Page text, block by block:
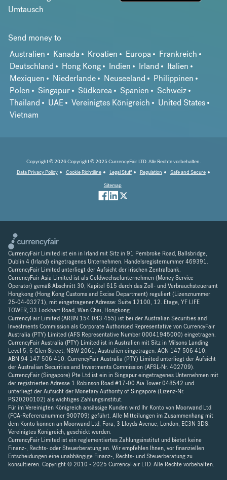
Umtausch
Send money to
Australien
Kanada Kroatien Europa
Frankreich
Deutschland
Hong Kong Indien Irland
Italien
Mexiquen
Niederlande Neuseeland
Philippinen
Polen
Singapur Südkorea Spanien
Schweiz
Thailand
UAE Vereinigtes Königreich
United States
Vietnam
Copyright © 2026 Copyright © 2025 CurrencyFair LTD. Alle Rechte vorbehalten.
Data Privacy Policy
Cookie Richtiline Legal Stuff Regulation
Safe and Secure
Sitemap
CurrencyFair Limited ist ein in Irland mit Sitz in 91 Pembroke Road, Ballsbridge,
Dublin 4 (Irland) eingetragenes Unternehmen. Handelsregisternummer 469391.
CurrencyFair Limited unterliegt der Aufsicht der irischen Zentralbank.
CurrencyFair Asia Limited ist als Geldwechselunternehmen (Money Service
Operator) gemäß Abschnitt 30, Kapitel 615 durch das Zoll- und Verbrauchsteueramt
Hongkong (Hong Kong Customs and Excise Department) reguliert (Lizenznummer
25-04-03271), mit eingetragener Adresse: Suite 12100, 12. Etage, YF LIFE
TOWER, 33 Lockhart Road, Wan Chai, Hongkong.
CurrencyFair Limited (ARBN 154 043 455) ist bei der Australian Securities and
Investments Commission als Corporate Authorised Representative von CurrencyFair
Australia (PTY) Limited (AFS Representative Number 00041945000) eingetragen.
CurrencyFair Australia (PTY) Limited ist in Australien mit Sitz in Milsons Landing
Level 5, 6 Glen Street, NSW 2061, Australien eingetragen. ACN 147 506 410,
ABN 94 147 506 410. CurrencyFair Australia (PTY) Limited unterliegt der Aufsicht
der Australian Securities and Investments Commission (AFSL-Nr. 402709).
CurrencyFair (Singapore) Pte Ltd ist ein in Singapur eingetragenes Unternehmen mit
der registrierten Adresse 1 Robinson Road #17-00 Aia Tower 048542 und
unterliegt der Aufsicht der Monetary Authority of Singapore (Lizenz-Nr.
PS20200102) als wichtiges Zahlungsinstitut.
Für im Vereinigten Königreich ansässige Kunden wird Ihr Konto von Moorwand Ltd
(FCA-Referenznummer 900709) geführt. Alle Mitteilungen im Zusammenhang mit
dem Konto können an Moorwand Ltd, Fora, 3 Lloyds Avenue, London, EC3N 3DS,
Vereinigtes Königreich, geschickt werden.
CurrencyFair Limited ist ein reglementiertes Zahlungsinstitut und bietet keine
Finanz-, Rechts- oder Steuerberatung an. Wir empfehlen Ihnen, vor finanziellen
Entscheidungen eine unabhängige Finanz-, Rechts- und Steuerberatung zu
konsultieren. Copyright © 2010 - 2025 CurrencyFair LTD. Alle Rechte vorbehalten.